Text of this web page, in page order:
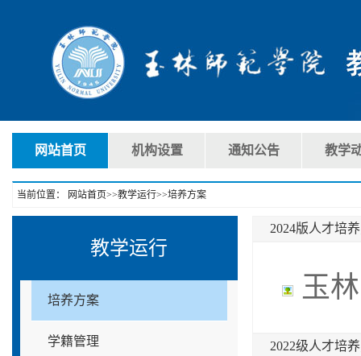
网站首页 机构设置 通知公告 教学
当前位置： 网站首页>>教学运行>>培养方案
教学运行
培养方案
学籍管理
2024版人才培
玉
2022级人才培